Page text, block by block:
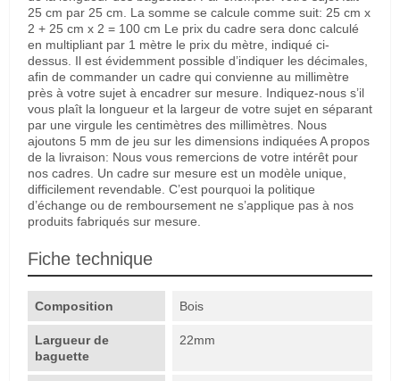
25 cm par 25 cm. La somme se calcule comme suit: 25 cm x
2 + 25 cm x 2 = 100 cm Le prix du cadre sera donc calculé
en multipliant par 1 mètre le prix du mètre, indiqué ci-
dessus. Il est évidemment possible d’indiquer les décimales,
afin de commander un cadre qui convienne au millimètre
près à votre sujet à encadrer sur mesure. Indiquez-nous s’il
vous plaît la longueur et la largeur de votre sujet en séparant
par une virgule les centimètres des millimètres. Nous
ajoutons 5 mm de jeu sur les dimensions indiquées A propos
de la livraison: Nous vous remercions de votre intérêt pour
nos cadres. Un cadre sur mesure est un modèle unique,
difficilement revendable. C’est pourquoi la politique
d’échange ou de remboursement ne s’applique pas à nos
produits fabriqués sur mesure.
Fiche technique
Composition Bois
Largueur de
baguette
22mm